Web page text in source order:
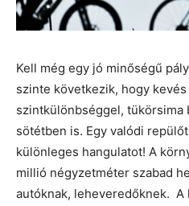
Kell még egy jó minőségű
szinte következik, hogy
szintkülönbséggel, tükörsima
sötétben is. Egy valódi
különleges hangulatot! A
millió négyzetméter szabad
autóknak, leheveredőknek.